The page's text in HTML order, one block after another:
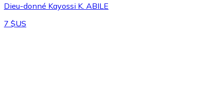
Dieu-donné Kayossi K. ABILE
7 $US